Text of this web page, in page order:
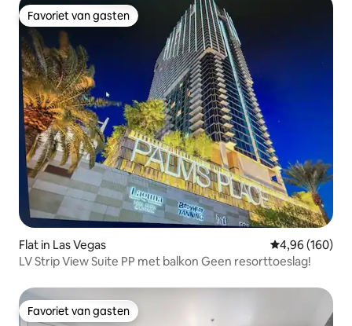
Favoriet van gasten
Favoriet van gasten
Flat in Las Vegas Gemiddelde
4,96 (160)
LV Strip View Suite PP met balkon Geen resorttoeslag!
Favoriet van gasten
Favoriet van gasten